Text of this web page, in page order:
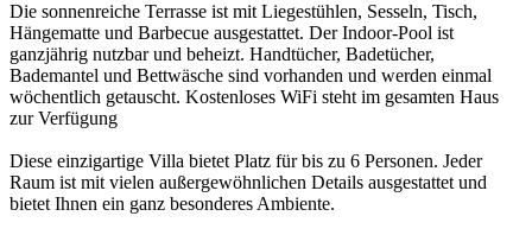
Die sonnenreiche Terrasse ist mit Liegestühlen, Sesseln, Tisch,
Hängematte und Barbecue ausgestattet. Der Indoor-Pool ist
ganzjährig nutzbar und beheizt. Handtücher, Badetücher,
Bademantel und Bettwäsche sind vorhanden und werden einmal
wöchentlich getauscht. Kostenloses WiFi steht im gesamten Haus
zur Verfügung
Diese einzigartige Villa bietet Platz für bis zu 6 Personen. Jeder
Raum ist mit vielen außergewöhnlichen Details ausgestattet und
bietet Ihnen ein ganz besonderes Ambiente.